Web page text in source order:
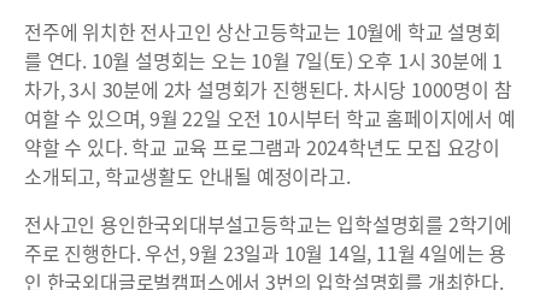
전주에 위치한 전사고인 상산고등학교는 10월에 학교 설명회
를 연다. 10월 설명회는 오는 10월 7일(토) 오후 1시 30분에 1
차가, 3시 30분에 2차 설명회가 진행된다. 차시당 1000명이 참
여할 수 있으며, 9월 22일 오전 10시부터 학교 홈페이지에서 예
약할 수 있다. 학교 교육 프로그램과 2024학년도 모집 요강이
소개되고, 학교생활도 안내될 예정이라고.
전사고인 용인한국외대부설고등학교는 입학설명회를 2학기에
주로 진행한다. 우선, 9월 23일과 10월 14일, 11월 4일에는 용
인 한국외대글로벌캠퍼스에서 3번의 입학설명회를 개최한다.